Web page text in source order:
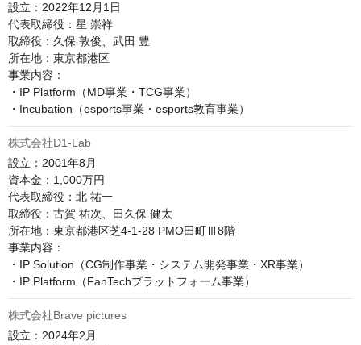
設立：2022年12月1日
代表取締役：星 崇祥
取締役：久保 敦俊、武田 豊
所在地：東京都港区
事業内容：
・IP Platform（MD事業・TCG事業）
株式会社D1-Lab
設立：2001年8月
資本金：1,000万円
代表取締役：北 祐一
取締役：古賀 祐次、田久保 健太
所在地：東京都港区芝4-1-28 PMO田町Ⅲ8階
事業内容：
・IP Solution（CG制作事業・システム開発事業・XR事業）
・IP Platform（FanTechプラットフォーム事業）
株式会社Brave pictures
設立：2024年2月